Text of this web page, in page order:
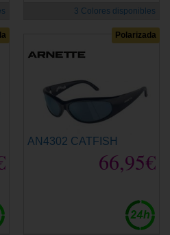
3 Colores disponibles
Polarizada
AN4302 CATFISH
66,95€